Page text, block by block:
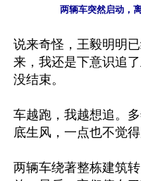
两辆车突然启动，
说来奇怪，王毅明明
来，我还是下意识追
没结束。
车越跑，我越想追。
底生风，一点也不觉得
两辆车绕著整栋建筑